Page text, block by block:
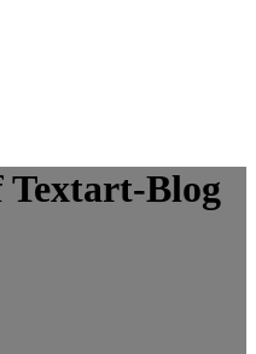
Blog